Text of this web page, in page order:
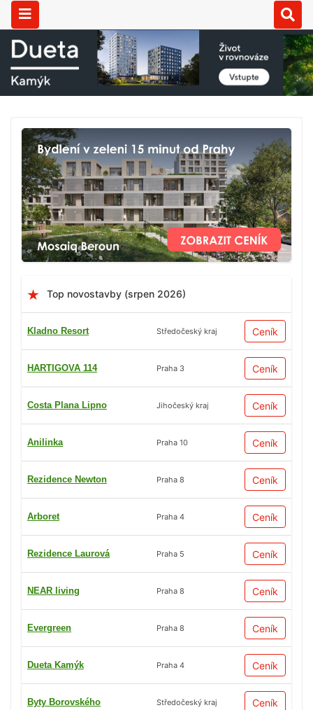
Top novostavby (srpen 2026)
Kladno Resort Středočeský kraj Ceník
HARTIGOVA 114 Praha 3 Ceník
Costa Plana Lipno Jihočeský kraj Ceník
Anilinka Praha 10 Ceník
Rezidence Newton Praha 8 Ceník
Arboret Praha 4 Ceník
Rezidence Laurová Praha 5 Ceník
NEAR living Praha 8 Ceník
Evergreen Praha 8 Ceník
Dueta Kamýk Praha 4 Ceník
Byty Borovského Středočeský kraj Ceník